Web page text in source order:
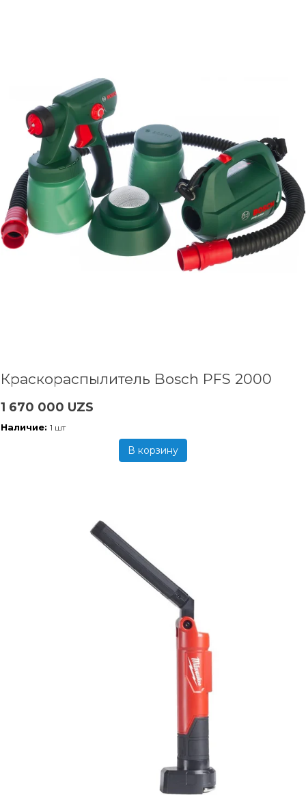
Краскораспылитель Bosch PFS 2000
1 670 000 UZS
Наличие: 1 шт
В корзину